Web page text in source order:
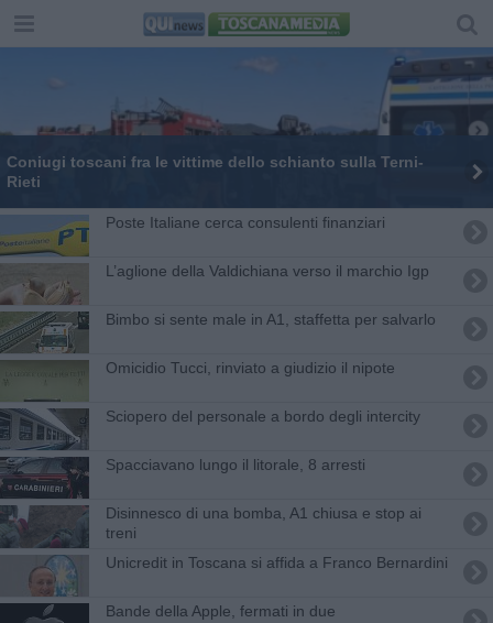
Coniugi toscani fra le vittime dello schianto sulla Terni-
Rieti
Poste Italiane cerca consulenti finanziari
​L’aglione della Valdichiana verso il marchio Igp
Bimbo si sente male in A1, staffetta per salvarlo
Omicidio Tucci, rinviato a giudizio il nipote
Sciopero del personale a bordo degli intercity
Spacciavano lungo il litorale, 8 arresti
Disinnesco di una bomba, A1 chiusa e stop ai
treni
Unicredit in Toscana si affida a Franco Bernardini
Bande della Apple, fermati in due